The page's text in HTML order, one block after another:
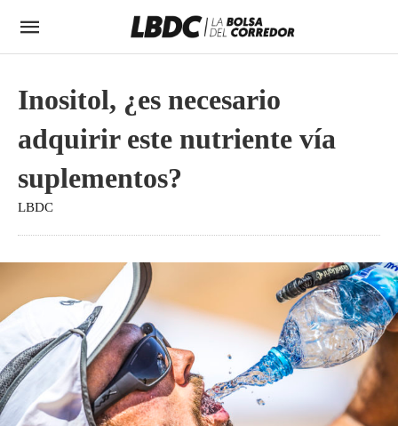
Inositol, ¿es necesario
adquirir este nutriente vía
suplementos?
LBDC